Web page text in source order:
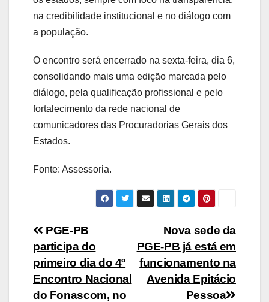
na credibilidade institucional e no diálogo com
a população.
O encontro será encerrado na sexta-feira, dia 6,
consolidando mais uma edição marcada pelo
diálogo, pela qualificação profissional e pelo
fortalecimento da rede nacional de
comunicadores das Procuradorias Gerais dos
Estados.
Fonte: Assessoria.
Navegação
de
Post
Nova sede da
PGE-PB já está em
funcionamento na
Avenida Epitácio
Pessoa
PGE-PB
participa do
primeiro dia do 4º
Encontro Nacional
do Fonascom, no